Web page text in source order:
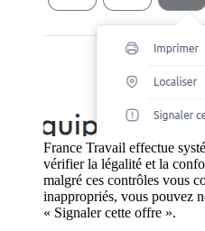
France Travail effectue
vérifier la légalité et la
malgré ces contrôles vous
inappropriés, vous pouvez
« Signaler cette offre ».